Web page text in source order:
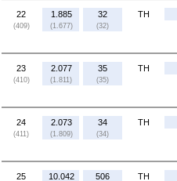
22
(409)
1.885
(1.677)
32
(32)
TH
23
(410)
2.077
(1.811)
35
(35)
TH
24
(411)
2.073
(1.809)
34
(34)
TH
25 10.042 506 TH